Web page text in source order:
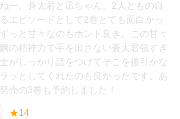
ー。蒼太君と凪ちゃん、2人ともの自
エピソードとして2巻とても面白かっ
っと甘々なのもホント良き。この甘々
の精神力で手を出さない蒼太君強すぎ
がしっかり話をつけてそこを後引かな
ッとしてくれたのも良かったです。あ
売の3巻も予約しました！
★14